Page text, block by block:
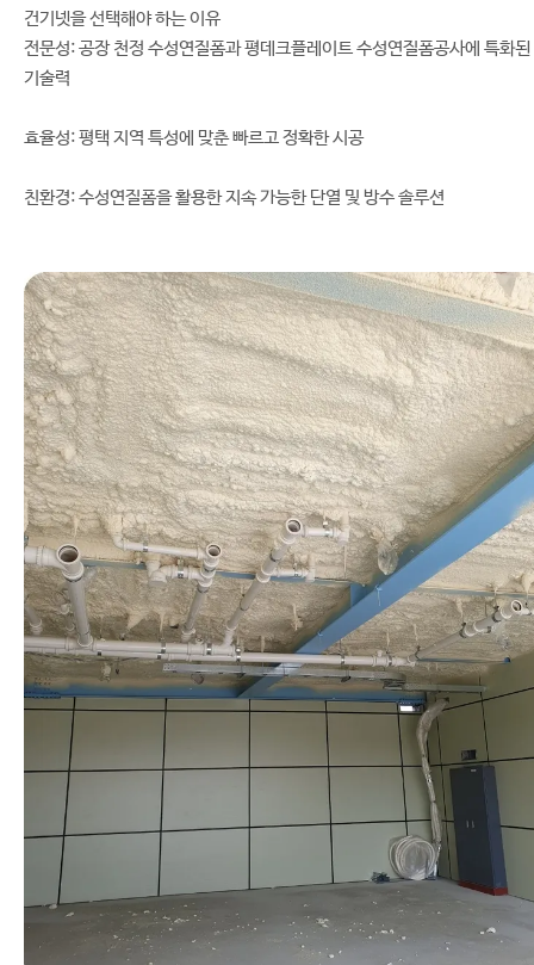
건기넷을 선택해야 하는 이유
전문성: 공장 천정 수성연질폼과 평데크플레이트 수성연질폼공사에 특화된
기술력
효율성: 평택 지역 특성에 맞춘 빠르고 정확한 시공
친환경: 수성연질폼을 활용한 지속 가능한 단열 및 방수 솔루션